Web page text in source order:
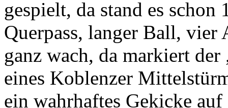
gespielt, da stand es
Querpass, langer Ball,
ganz wach, da markiert
eines Koblenzer
ein wahrhaftes Gekicke